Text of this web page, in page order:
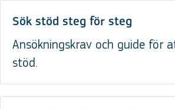
Sök stöd steg för steg
Ansökningskrav och guide för
stöd.